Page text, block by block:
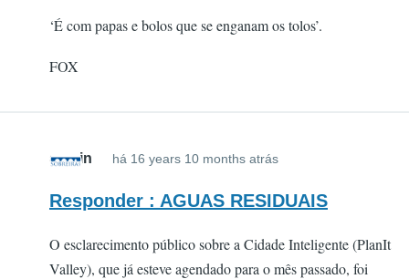
‘É com papas e bolos que se enganam os tolos’.
FOX
admin há 16 years 10 months atrás
Responder : AGUAS RESIDUAIS
O esclarecimento público sobre a Cidade Inteligente (PlanIt
Valley), que já esteve agendado para o mês passado, foi